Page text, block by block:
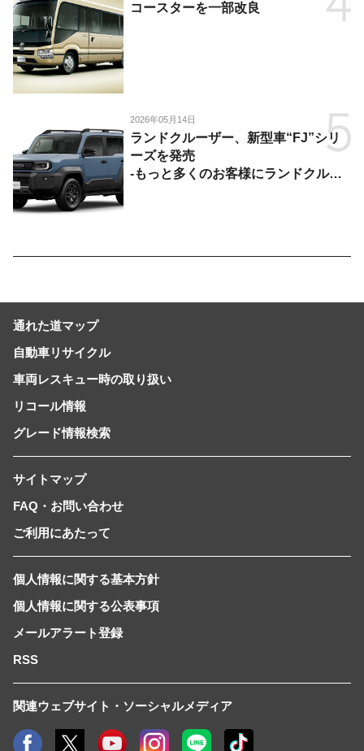
コースターを一部改良
2026年05月14日
ランドクルーザー、新型車“FJ”シリ
ーズを発売
-もっと多くのお客様にランドクルー
通れた道マップ
自動車リサイクル
車両レスキュー時の取り扱い
リコール情報
グレード情報検索
サイトマップ
FAQ・お問い合わせ
ご利用にあたって
個人情報に関する基本方針
個人情報に関する公表事項
メールアラート登録
RSS
関連ウェブサイト・ソーシャルメディア